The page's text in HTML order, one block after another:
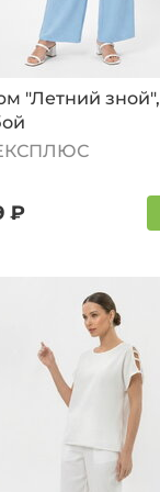
"Летний зной",
₽